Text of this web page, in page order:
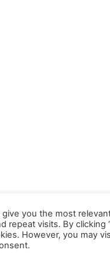
you the most
repeat visits. By clicking
However, you may